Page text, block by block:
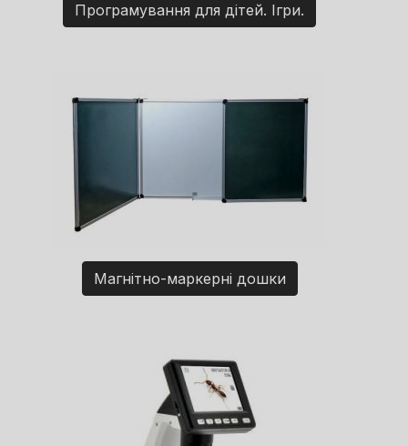
Програмування для дітей. Ігри.
Магнітно-маркерні дошки